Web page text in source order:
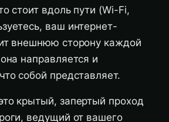
стоит вдоль пути (Wi-Fi,
ваш интернет-
внешнюю сторону каждой
направляется и
собой представляет.
крытый, запертый проход
ведущий от вашего